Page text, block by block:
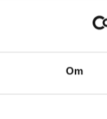
Om
billige